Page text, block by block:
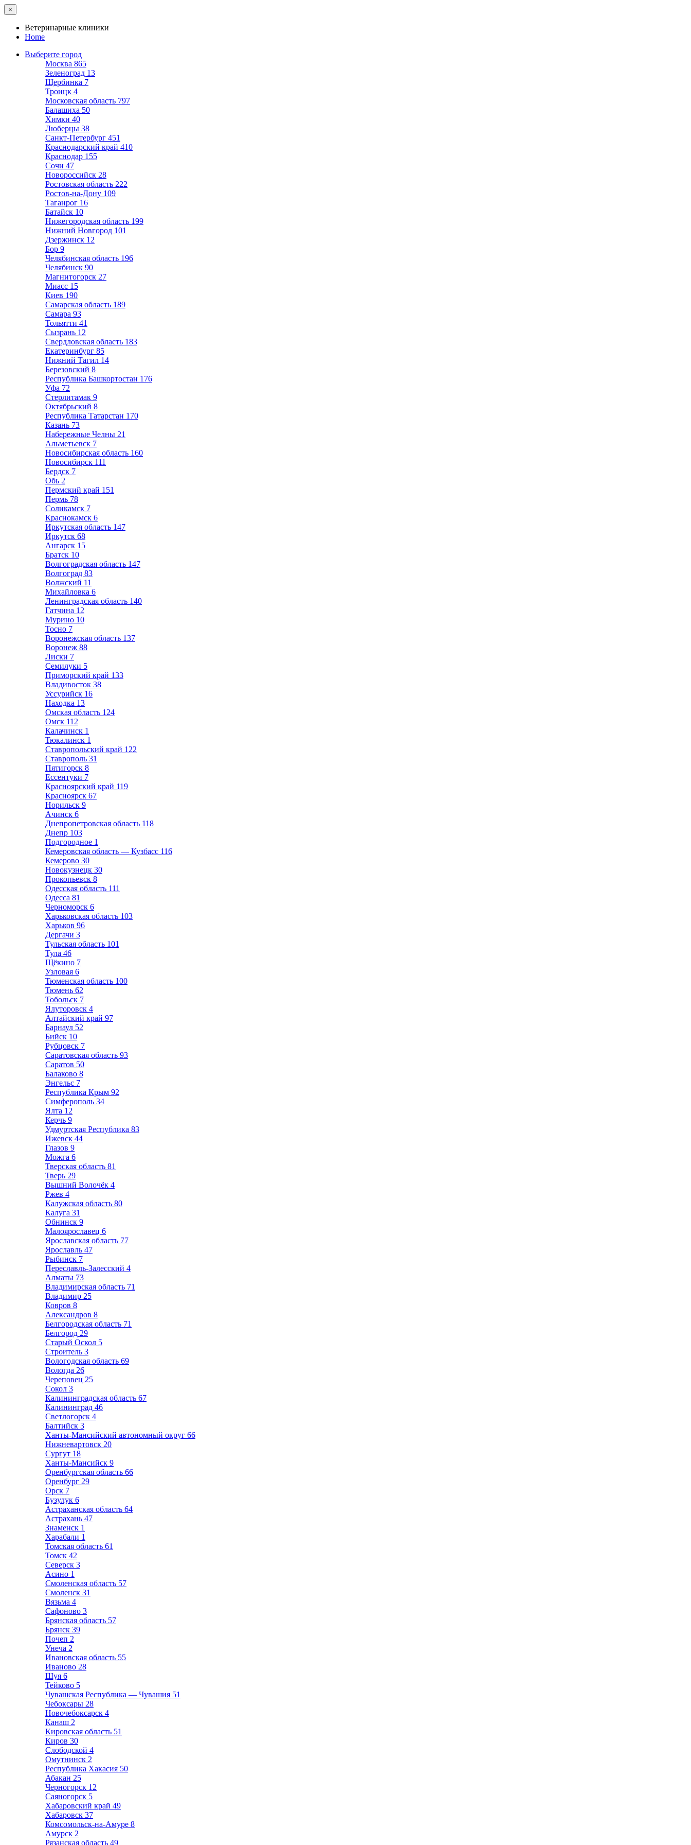
×
Ветеринарные клиники
Home
Выберите город
Москва 865
Зеленоград 13
Щербинка 7
Троицк 4
Московская область 797
Балашиха 50
Химки 40
Люберцы 38
Санкт-Петербург 451
Краснодарский край 410
Краснодар 155
Сочи 47
Новороссийск 28
Ростовская область 222
Ростов-на-Дону 109
Таганрог 16
Батайск 10
Нижегородская область 199
Нижний Новгород 101
Дзержинск 12
Бор 9
Челябинская область 196
Челябинск 90
Магнитогорск 27
Миасс 15
Киев 190
Самарская область 189
Самара 93
Тольятти 41
Сызрань 12
Свердловская область 183
Екатеринбург 85
Нижний Тагил 14
Березовский 8
Республика Башкортостан 176
Уфа 72
Стерлитамак 9
Октябрьский 8
Республика Татарстан 170
Казань 73
Набережные Челны 21
Альметьевск 7
Новосибирская область 160
Новосибирск 111
Бердск 7
Обь 2
Пермский край 151
Пермь 78
Соликамск 7
Краснокамск 6
Иркутская область 147
Иркутск 68
Ангарск 15
Братск 10
Волгоградская область 147
Волгоград 83
Волжский 11
Михайловка 6
Ленинградская область 140
Гатчина 12
Мурино 10
Тосно 7
Воронежская область 137
Воронеж 88
Лиски 7
Семилуки 5
Приморский край 133
Владивосток 38
Уссурийск 16
Находка 13
Омская область 124
Омск 112
Калачинск 1
Тюкалинск 1
Ставропольский край 122
Ставрополь 31
Пятигорск 8
Ессентуки 7
Красноярский край 119
Красноярск 67
Норильск 9
Ачинск 6
Днепропетровская область 118
Днепр 103
Подгородное 1
Кемеровская область — Кузбасс 116
Кемерово 30
Новокузнецк 30
Прокопьевск 8
Одесская область 111
Одесса 81
Черноморск 6
Харьковская область 103
Харьков 96
Дергачи 3
Тульская область 101
Тула 46
Щёкино 7
Узловая 6
Тюменская область 100
Тюмень 62
Тобольск 7
Ялуторовск 4
Алтайский край 97
Барнаул 52
Бийск 10
Рубцовск 7
Саратовская область 93
Саратов 50
Балаково 8
Энгельс 7
Республика Крым 92
Симферополь 34
Ялта 12
Керчь 9
Удмуртская Республика 83
Ижевск 44
Глазов 9
Можга 6
Тверская область 81
Тверь 29
Вышний Волочёк 4
Ржев 4
Калужская область 80
Калуга 31
Обнинск 9
Малоярославец 6
Ярославская область 77
Ярославль 47
Рыбинск 7
Переславль-Залесский 4
Алматы 73
Владимирская область 71
Владимир 25
Ковров 8
Александров 8
Белгородская область 71
Белгород 29
Старый Оскол 5
Строитель 3
Вологодская область 69
Вологда 26
Череповец 25
Сокол 3
Калининградская область 67
Калининград 46
Светлогорск 4
Балтийск 3
Ханты-Мансийский автономный округ 66
Нижневартовск 20
Сургут 18
Ханты-Мансийск 9
Оренбургская область 66
Оренбург 29
Орск 7
Бузулук 6
Астраханская область 64
Астрахань 47
Знаменск 1
Харабали 1
Томская область 61
Томск 42
Северск 3
Асино 1
Смоленская область 57
Смоленск 31
Вязьма 4
Сафоново 3
Брянская область 57
Брянск 39
Почеп 2
Унеча 2
Ивановская область 55
Иваново 28
Шуя 6
Тейково 5
Чувашская Республика — Чувашия 51
Чебоксары 28
Новочебоксарск 4
Канаш 2
Кировская область 51
Киров 30
Слободской 4
Омутнинск 2
Республика Хакасия 50
Абакан 25
Черногорск 12
Саяногорск 5
Хабаровский край 49
Хабаровск 37
Комсомольск-на-Амуре 8
Амурск 2
Рязанская область 49